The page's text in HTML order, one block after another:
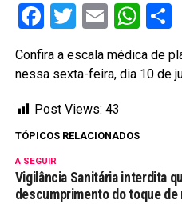
Facebook
Twitter
Email
Confira a escala médica de
nessa sexta-feira, dia 10 de
Post Views: 43
TÓPICOS RELACIONADOS
A SEGUIR
Vigilância Sanitária interdita
descumprimento do toque de